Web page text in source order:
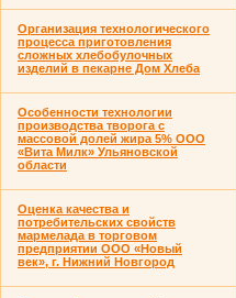
Организация технологического
процесса приготовления
сложных хлебобулочных
изделий в пекарне Дом Хлеба
Особенности технологии
производства творога с
массовой долей жира 5% ООО
«Вита Милк» Ульяновской
области
Оценка качества и
потребительских свойств
мармелада в торговом
предприятии ООО «Новый
век», г. Нижний Новгород